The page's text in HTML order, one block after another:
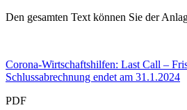
Den gesamten Text können Sie der
Corona-Wirtschaftshilfen: Last Call –
Schlussabrechnung endet am 31.1.2024
PDF